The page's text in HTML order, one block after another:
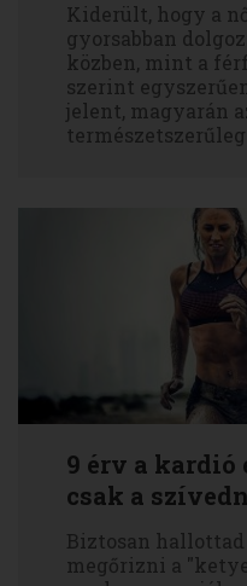
Kiderült, hogy a
gyorsabban
közben, mint a
szerint
jelent, magyarán
9 érv a kardió
csak a
Biztosan
megőrizni a